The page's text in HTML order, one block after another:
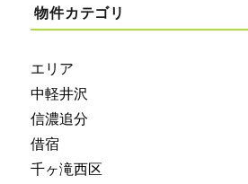
物件カテゴリ
エリア
中軽井沢
信濃追分
借宿
千ヶ滝西区